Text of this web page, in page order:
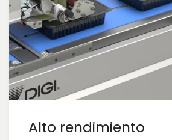
Alto rendimiento